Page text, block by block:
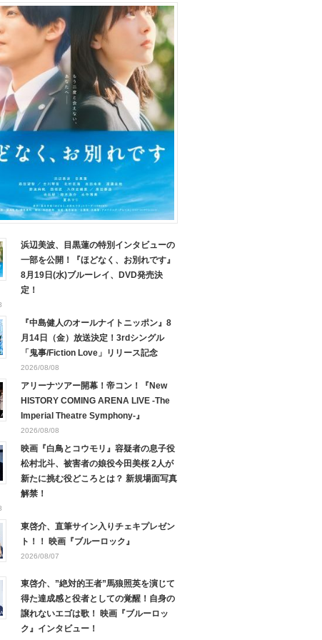
浜辺美波、目黒蓮の特別インタビューの
一部を公開！『ほどなく、お別れです』
8月19日(水)ブルーレイ、DVD発売決
定！
『中島健人のオールナイトニッポン』8
月14日（金）放送決定！3rdシングル
「鬼事/Fiction Love」リリース記念
2026/08/08
アリーナツアー開幕！帝コン！『New
HISTORY COMING ARENA LIVE -The
Imperial Theatre Symphony-』
2026/08/08
映画『白鳥とコウモリ』容疑者の息子役
松村北斗、被害者の娘役今田美桜 2人が
新たに挑む役どころとは？ 新規場面写真
解禁！
東啓介、直筆サイン入りチェキプレゼン
ト！！ 映画『ブルーロック』
2026/08/07
東啓介、”絶対的王者”馬狼照英を演じて
得た達成感と役者としての覚醒！自身の
譲れないエゴは歌！ 映画『ブルーロッ
ク』インタビュー！